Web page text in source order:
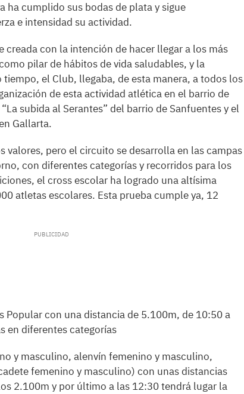
ha cumplido sus bodas de plata y sigue
e intensidad su actividad.
creada con la intención de hacer llegar a los más
pilar de hábitos de vida saludables, y la
el Club, llegaba, de esta manera, a todos los
de esta actividad atlética en el barrio de
subida al Serantes” del barrio de Sanfuentes y el
Gallarta.
valores, pero el circuito se desarrolla en las campas
con diferentes categorías y recorridos para los
el cross escolar ha logrado una altísima
atletas escolares. Esta prueba cumple ya, 12
Popular con una distancia de 5.100m, de 10:50 a
en diferentes categorías
y masculino, alenvín femenino y masculino,
femenino y masculino) con unas distancias
2.100m y por último a las 12:30 tendrá lugar la